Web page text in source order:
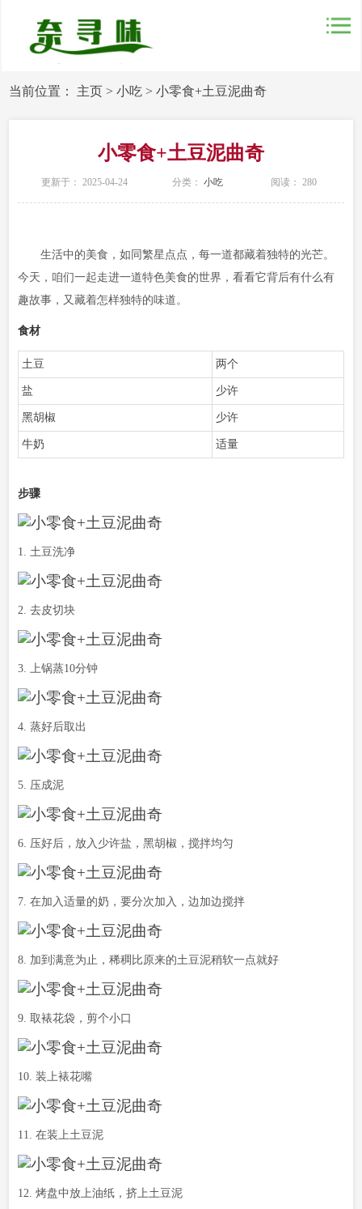
当前位置： 主页 >小吃 >小零食+土豆泥曲奇
小零食+土豆泥曲奇
更新于： 2025-04-24 分类： 小吃 阅读： 280
生活中的美食，如同繁星点点，每一道都藏着独特的光芒。
今天，咱们一起走进一道特色美食的世界，看看它背后有什么有
趣故事，又藏着怎样独特的味道。
食材
土豆 两个
盐 少许
黑胡椒 少许
牛奶 适量
步骤
1. 土豆洗净
2. 去皮切块
3. 上锅蒸10分钟
4. 蒸好后取出
5. 压成泥
6. 压好后，放入少许盐，黑胡椒，搅拌均匀
7. 在加入适量的奶，要分次加入，边加边搅拌
8. 加到满意为止，稀稠比原来的土豆泥稍软一点就好
9. 取裱花袋，剪个小口
10. 装上裱花嘴
11. 在装上土豆泥
12. 烤盘中放上油纸，挤上土豆泥